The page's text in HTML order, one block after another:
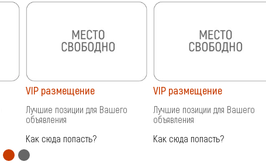
VIP размещение
Лучшие позиции для Вашего
объявления
Как сюда попасть?
VIP размещение
Лучшие позиции для Вашего
объявления
Как сюда попасть?